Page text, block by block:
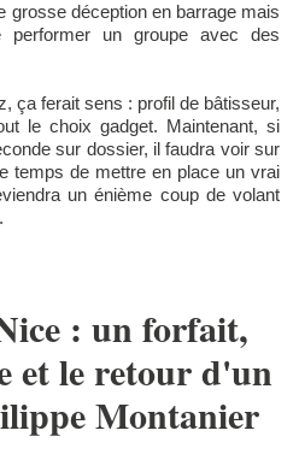
grosse déception en barrage mais
performer un groupe avec des
ça ferait sens : profil de bâtisseur,
le choix gadget. Maintenant, si
sur dossier, il faudra voir sur
temps de mettre en place un vrai
un énième coup de volant
: un forfait,
et le retour d'un
Montanier